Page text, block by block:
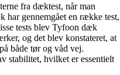
fra dæktest, når man
gennemgået en række test,
tests blev Tyfoon dæk
og det blev konstateret, at
både tør og våd vej.
stabilitet, hvilket er essentielt